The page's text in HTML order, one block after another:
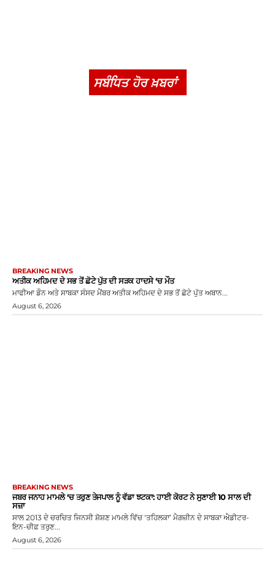
ਸਬੰਧਿਤ ਹੋਰ ਖ਼ਬਰਾਂ
BREAKING NEWS
ਅਤੀਕ ਅਹਿਮਦ ਦੇ ਸਭ ਤੋਂ ਛੋਟੇ ਪੁੱਤ ਦੀ ਸੜਕ ਹਾਦਸੇ ‘ਚ ਮੌਤ
ਮਾਫੀਆ ਡੌਨ ਅਤੇ ਸਾਬਕਾ ਸੰਸਦ ਮੈਂਬਰ ਅਤੀਕ ਅਹਿਮਦ ਦੇ ਸਭ ਤੋਂ ਛੋਟੇ ਪੁੱਤ ਅਬਾਨ...
August 6, 2026
BREAKING NEWS
ਜਬਰ ਜਨਾਹ ਮਾਮਲੇ ‘ਚ ਤਰੁਣ ਤੇਜਪਾਲ ਨੂੰ ਵੱਡਾ ਝਟਕਾ: ਹਾਈ ਕੋਰਟ ਨੇ ਸੁਣਾਈ 10 ਸਾਲ ਦੀ
ਸਜ਼ਾ
ਸਾਲ 2013 ਦੇ ਚਰਚਿਤ ਜਿਨਸੀ ਸ਼ੋਸ਼ਣ ਮਾਮਲੇ ਵਿੱਚ ‘ਤਹਿਲਕਾ’ ਮੈਗਜ਼ੀਨ ਦੇ ਸਾਬਕਾ ਐਡੀਟਰ-
ਇਨ-ਚੀਫ਼ ਤਰੁਣ...
August 6, 2026